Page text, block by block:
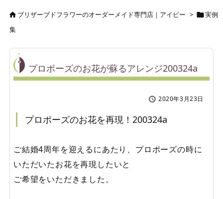
検索
ブリザーブドフラワーのオーダーメイド専門店｜アイビー > 実例
集
プロポーズのお花が蘇るアレンジ200324a
 2020年3月23日
プロポーズのお花を再現！200324a
ご結婚4周年を迎えるにあたり、プロポーズの時に
いただいたお花を再現したいと
ご希望をいただきました。